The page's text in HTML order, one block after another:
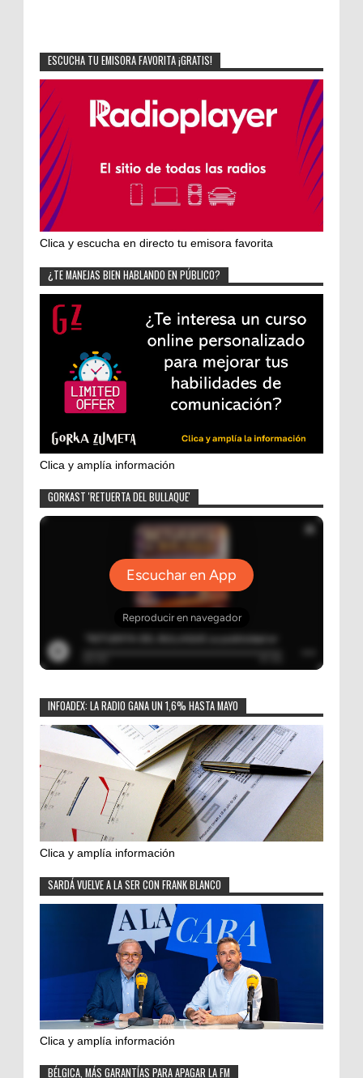
ESCUCHA TU EMISORA FAVORITA ¡GRATIS!
Clica y escucha en directo tu emisora favorita
¿TE MANEJAS BIEN HABLANDO EN PÚBLICO?
Clica y amplía información
GORKAST 'RETUERTA DEL BULLAQUE'
INFOADEX: LA RADIO GANA UN 1,6% HASTA MAYO
Clica y amplía información
SARDÁ VUELVE A LA SER CON FRANK BLANCO
Clica y amplía información
BÉLGICA, MÁS GARANTÍAS PARA APAGAR LA FM